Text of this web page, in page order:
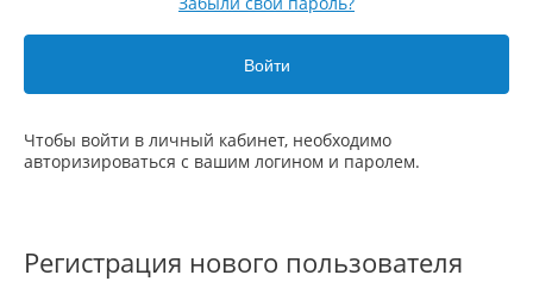
Чтобы войти в личный кабинет, необходимо
авторизироваться с вашим логином и паролем.
Регистрация нового пользователя